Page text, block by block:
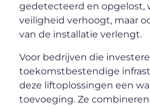
gedetecteerd en opgelost,
veiligheid verhoogt, maar
van de installatie verlengt.
Voor bedrijven die
toekomstbestendige
deze liftoplossingen een
toevoeging. Ze